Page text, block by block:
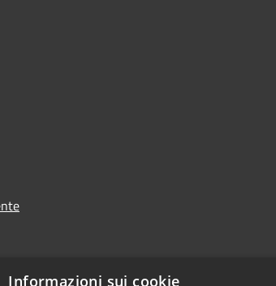
Informazioni sui cookie